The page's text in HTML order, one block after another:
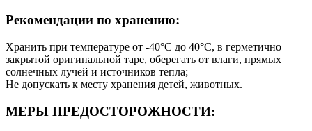
Рекомендации по хранению:
Хранить при температуре от -40°С до 40°С, в герметично
закрытой оригинальной таре, оберегать от влаги, прямых
солнечных лучей и источников тепла;
Не допускать к месту хранения детей, животных.
МЕРЫ ПРЕДОСТОРОЖНОСТИ: